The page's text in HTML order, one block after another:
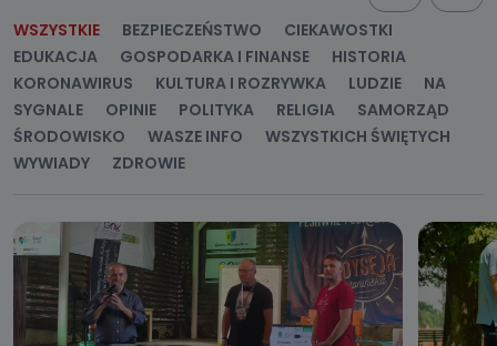
WSZYSTKIE BEZPIECZEŃSTWO
CIEKAWOSTKI
EDUKACJA
GOSPODARKA I FINANSE
HISTORIA
KORONAWIRUS
KULTURA I ROZRYWKA LUDZIE
NA
SYGNALE
OPINIE POLITYKA RELIGIA
SAMORZĄD
ŚRODOWISKO
WASZE INFO
WSZYSTKICH ŚWIĘTYCH
WYWIADY
ZDROWIE